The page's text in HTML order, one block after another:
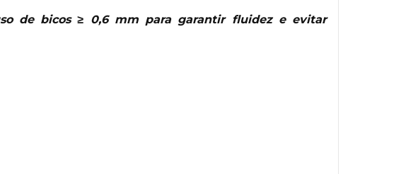
de bicos ≥ 0,6 mm para garantir fluidez e evitar